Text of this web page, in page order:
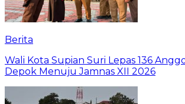
Berita
Wali Kota Supian Suri Lepas 136
Depok Menuju Jamnas XII 2026